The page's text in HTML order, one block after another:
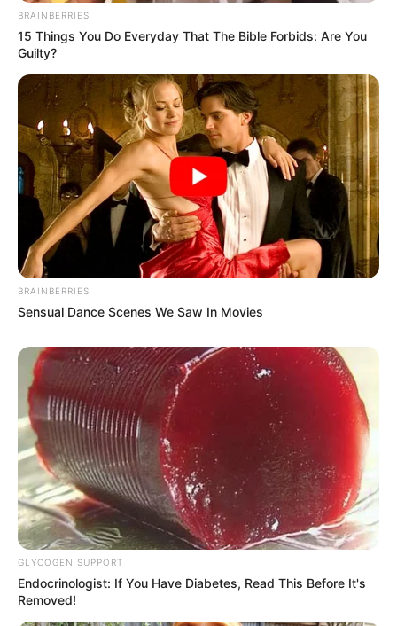
BRAINBERRIES
15 Things You Do Everyday That The Bible Forbids: Are You
Guilty?
BRAINBERRIES
Sensual Dance Scenes We Saw In Movies
GLYCOGEN SUPPORT
Endocrinologist: If You Have Diabetes, Read This Before It's
Removed!